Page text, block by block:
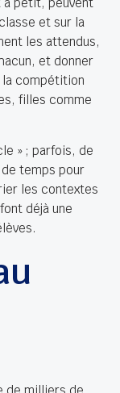
et sur la
les attendus,
et donner
la compétition
filles comme
» ; parfois, de
temps pour
les contextes
déjà une